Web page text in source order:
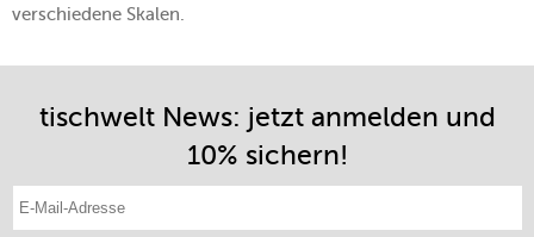
verschiedene Skalen.
tischwelt News: jetzt anmelden und
10% sichern!